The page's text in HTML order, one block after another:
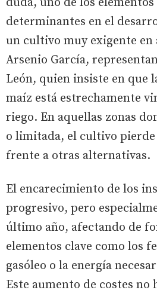
determinantes en el
un cultivo muy exigente en
Arsenio García,
León, quien insiste en que
maíz está estrechamente
riego. En aquellas zonas
o limitada, el cultivo
frente a otras alternativas.
El encarecimiento de los
progresivo, pero
último año, afectando de
elementos clave como los
gasóleo o la energía
Este aumento de costes no